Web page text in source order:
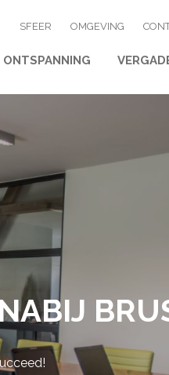
SFEER OMGEVING
ONTSPANNING